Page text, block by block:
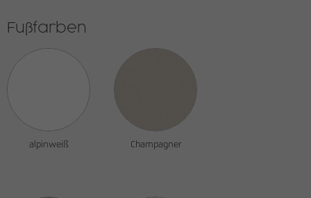
Fußfarben
alpinweiß Champagner